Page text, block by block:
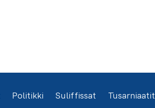
Politikki Suliffissat Tusarniaatit